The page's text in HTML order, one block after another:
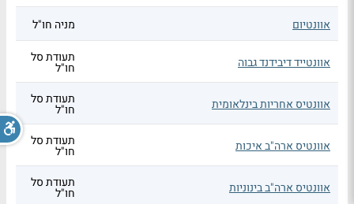
אוונטיום מניה חו"ל
אוונטייד דיבידנד גבוה תעודת סל
חו"ל
אוונטיס אחריות בינלאומית תעודת סל
חו"ל
אוונטיס ארה"ב איכות תעודת סל
חו"ל
אוונטיס ארה"ב בינוניות תעודת סל
חו"ל